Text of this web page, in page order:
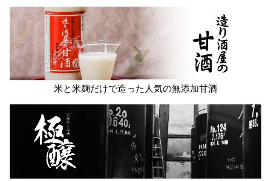
米と米麹だけで造った人気の無添加甘酒